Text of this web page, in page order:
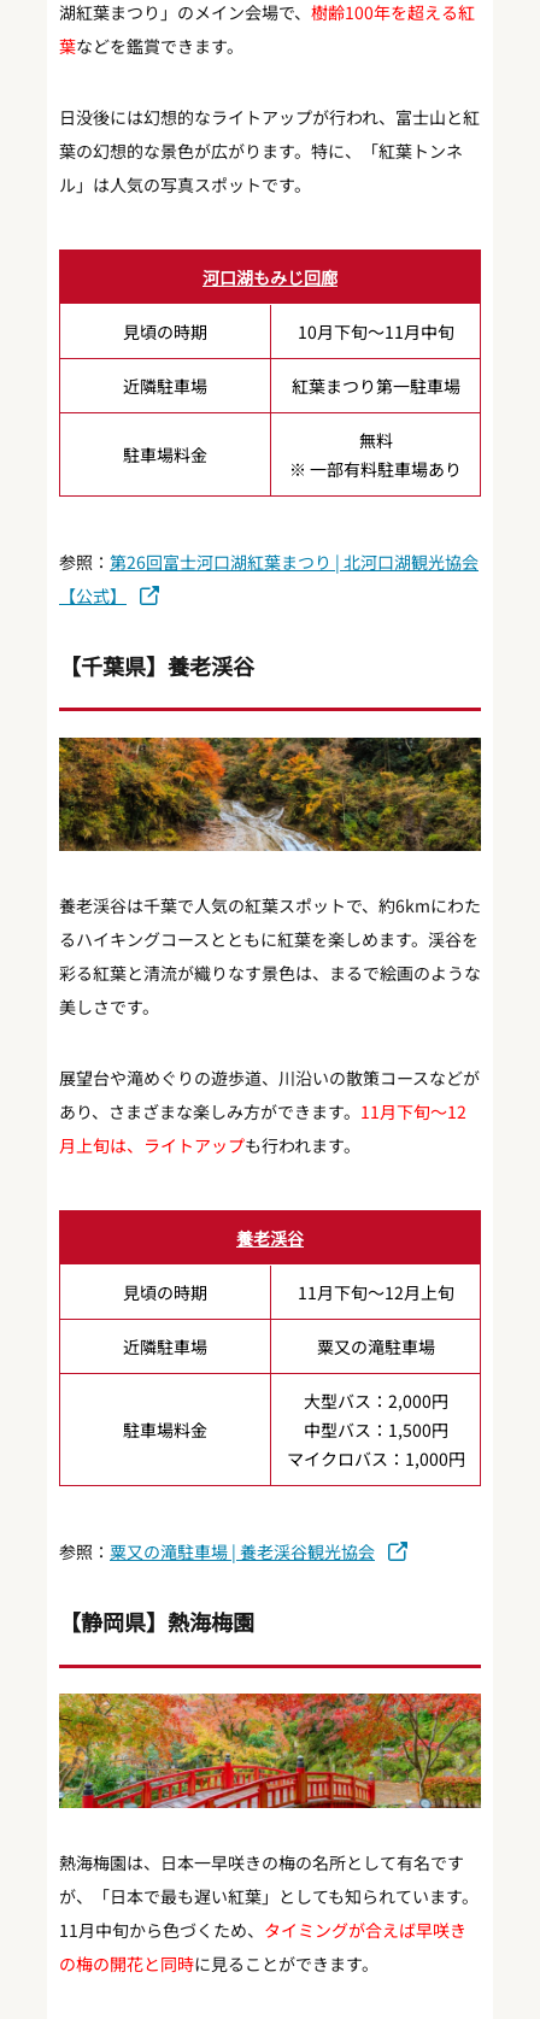
湖紅葉まつり」のメイン会場で、 樹齢100年を超える紅
葉などを鑑賞できます。
日没後には幻想的なライトアップが行われ、富士山と紅
葉の幻想的な景色が広がります。特に、「紅葉トンネ
ル」は人気の写真スポットです。
河口湖もみじ回廊
見頃の時期 10月下旬～11月中旬
近隣駐車場 紅葉まつり第一駐車場
駐車場料金
無料
※ 一部有料駐車場あり
参照： 第26回富士河口湖紅葉まつり | 北河口湖観光協会
【公式】
【千葉県】養老渓谷
養老渓谷は千葉で人気の紅葉スポットで、約6kmにわた
るハイキングコースとともに紅葉を楽しめます。渓谷を
彩る紅葉と清流が織りなす景色は、まるで絵画のような
美しさです。
展望台や滝めぐりの遊歩道、川沿いの散策コースなどが
あり、さまざまな楽しみ方ができます。 11月下旬～12
月上旬は、ライトアップも行われます。
養老渓谷
見頃の時期 11月下旬～12月上旬
近隣駐車場 粟又の滝駐車場
駐車場料金
大型バス：2,000円
中型バス：1,500円
マイクロバス：1,000円
参照： 粟又の滝駐車場 | 養老渓谷観光協会
【静岡県】熱海梅園
熱海梅園は、日本一早咲きの梅の名所として有名です
が、「日本で最も遅い紅葉」としても知られています。
11月中旬から色づくため、 タイミングが合えば早咲き
の梅の開花と同時に見ることができます。